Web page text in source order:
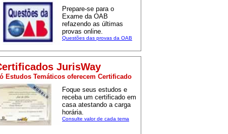
Prepare-se para o
Exame da OAB
refazendo as últimas
provas online.
Questões das provas da OAB
JurisWay
Estudos Temáticos oferecem Certificado
Foque seus estudos e
receba um certificado em
casa atestando a carga
horária.
Consulte valor de cada tema